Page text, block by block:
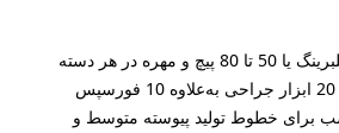
دستگاه‌های پزشکی: 15 تا 20 ابزار جراحی به‌علاوه 10 فورسپس
برای خطوط تولید پیوسته متوسط ​​و